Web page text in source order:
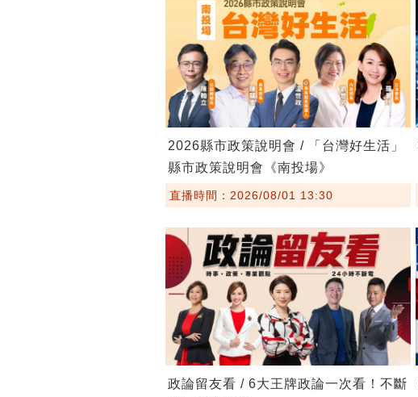
2026縣市政策說明會 / 「台灣好生活」
縣市政策說明會《南投場》
直播時間：2026/08/01 13:30
政論留友看 / 6大王牌政論一次看！不斷